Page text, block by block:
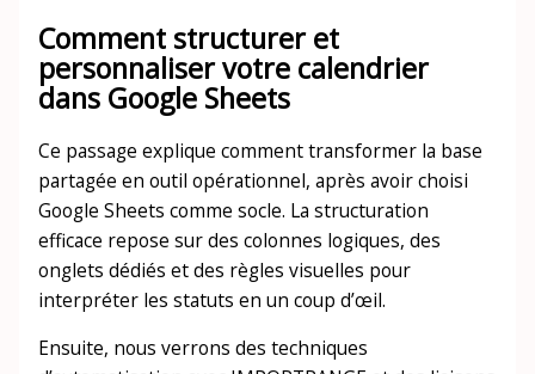
Comment structurer et
personnaliser votre calendrier
dans Google Sheets
Ce passage explique comment transformer la base
partagée en outil opérationnel, après avoir choisi
Google Sheets comme socle. La structuration
efficace repose sur des colonnes logiques, des
onglets dédiés et des règles visuelles pour
interpréter les statuts en un coup d’œil.
Ensuite, nous verrons des techniques